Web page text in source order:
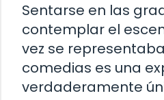
Sentarse en las
contemplar el
vez se
comedias es una
verdaderamente